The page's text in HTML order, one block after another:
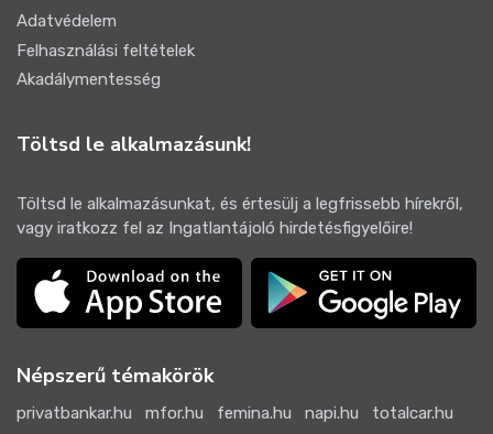
Adatvédelem
Felhasználási feltételek
Akadálymentesség
Töltsd le alkalmazásunk!
Töltsd le alkalmazásunkat, és értesülj a legfrissebb hírekről,
vagy iratkozz fel az Ingatlantájoló hirdetésfigyelőire!
Népszerű témakörök
privatbankar.hu mfor.hu femina.hu napi.hu
totalcar.hu